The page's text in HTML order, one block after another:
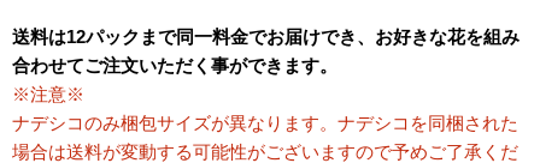
送料は12パックまで同一料金でお届けでき、お好きな花を組み
合わせてご注文いただく事ができます。
※注意※
ナデシコのみ梱包サイズが異なります。ナデシコを同梱された
場合は送料が変動する可能性がございますので予めご了承くだ